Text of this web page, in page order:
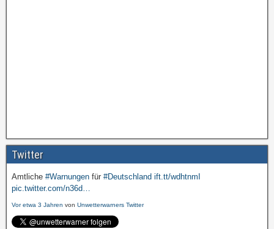
Twitter
Amtliche #Warnungen für #Deutschland ift.tt/wdhtnmI
pic.twitter.com/n36d…
Vor etwa 3 Jahren von Unwetterwarners Twitter